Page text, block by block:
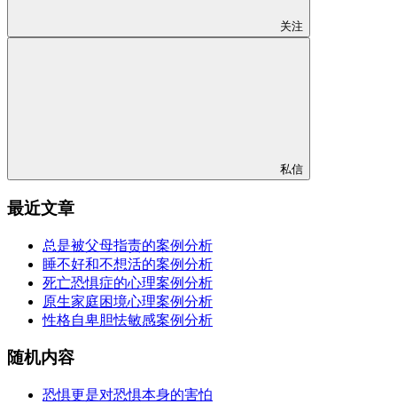
关注
私信
最近文章
总是被父母指责的案例分析
睡不好和不想活的案例分析
死亡恐惧症的心理案例分析
原生家庭困境心理案例分析
性格自卑胆怯敏感案例分析
随机内容
恐惧更是对恐惧本身的害怕